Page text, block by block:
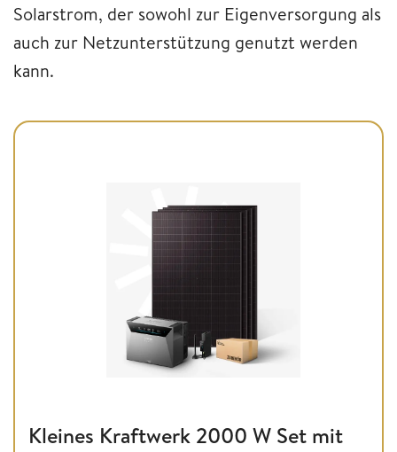
Solarstrom, der sowohl zur Eigenversorgung als
auch zur Netzunterstützung genutzt werden
kann.
Kleines Kraftwerk 2000 W Set mit